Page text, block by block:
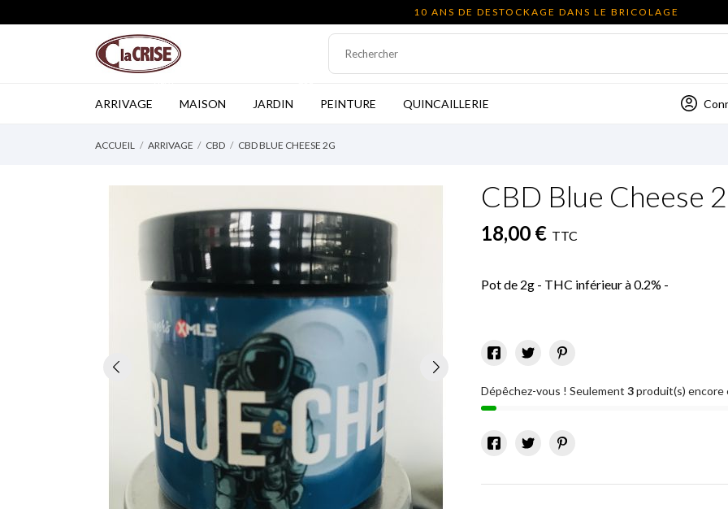
10 ANS DE DESTOCKAGE DANS LE BRICOLAGE
ARRIVAGE MAISON JARDIN PEINTURE QUINCAILLERIE
ACCUEIL ARRIVAGE CBD CBD BLUE CHEESE 2G
CBD Blue Cheese
18,00 € TTC
Pot de 2g - THC inférieur à 0.2% -
Dépêchez-vous ! Seulement 3produit(s) encore